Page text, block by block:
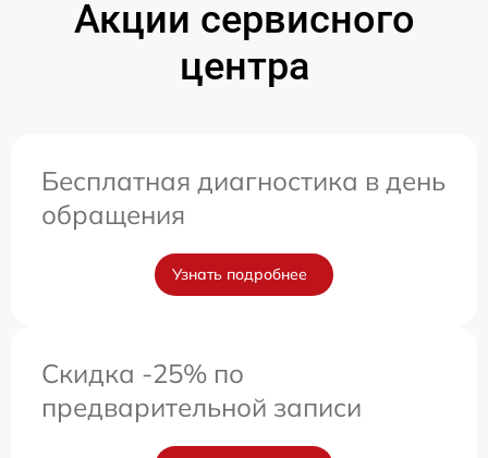
Акции сервисного
центра
Бесплатная диагностика в день
обращения
Узнать подробнее
Скидка -25% по
предварительной записи